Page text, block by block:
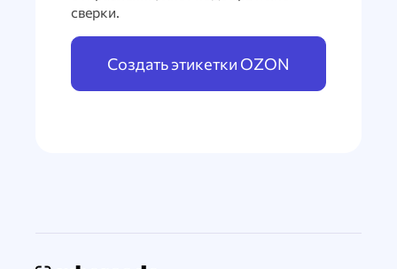
сверки.
Создать этикетки OZON